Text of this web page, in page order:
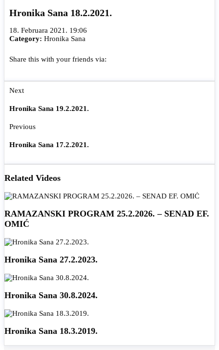
Hronika Sana 18.2.2021.
18. Februara 2021. 19:06
Category: Hronika Sana
Share this with your friends via:
Next
Hronika Sana 19.2.2021.
Previous
Hronika Sana 17.2.2021.
Related Videos
RAMAZANSKI PROGRAM 25.2.2026. – SENAD EF.
OMIĆ
Hronika Sana 27.2.2023.
Hronika Sana 30.8.2024.
Hronika Sana 18.3.2019.